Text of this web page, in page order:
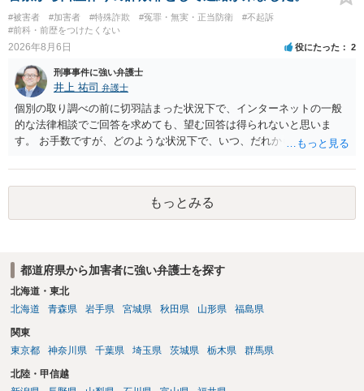
督者の証言 など、証拠で担保された客観性と実現可能性があるもので
なければあまり意味がありません。 もともと執行猶予が狙える事案で
あれば本人の反省の言葉だけで十分であり、実刑となるか微妙な事案
いうのが実感です。
#被害者 #加害者 #特殊詐欺 #冤罪・無実・正当防衛
#不起訴
#前科・前歴をつけたくない
2026年8月6日 役にたった 2
刑事事件に強い弁護士
井上 祐司 弁護士
個別の取り調べの前に切羽詰まった状況下で、インターネットの一般
的な法律相談でご回答を求めても、望む回答は得られないと思いま
す。 お手数ですが、どのような状況下で、いつ、だれからどのような
の程度だと聞いているのかということについて、お近くで詳細な法律
相談を受けられたうえで対処方法を探された方がよいと思われます。
一般論でいえば、任意取り調べの場合、ＩＣレコーダーを持参して取
り調べ内容を録音することは必須だと考えます。
もっとみる
都道府県から加害者に強い弁護士を探す
北海道・東北
北海道
青森県 岩手県 宮城県 秋田県 山形県 福島県
関東
東京都
神奈川県 千葉県 埼玉県 茨城県 栃木県 群馬県
北陸・甲信越